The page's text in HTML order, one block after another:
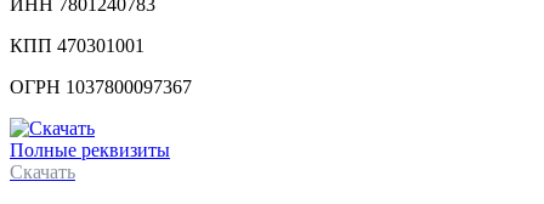
ИНН 7801240783
КПП 470301001
ОГРН 1037800097367
Полные реквизиты
Скачать